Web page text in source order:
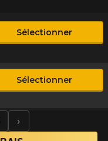
Sélectionner
Sélectionner
Next
›